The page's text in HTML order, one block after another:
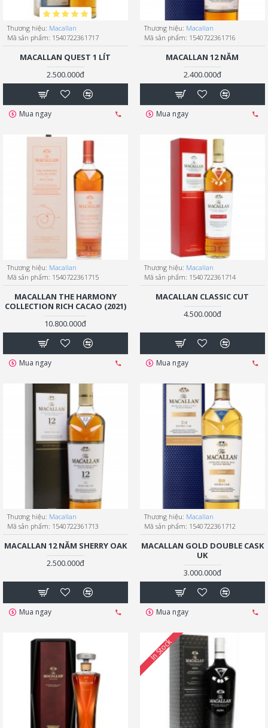
Thương hiệu: Macallan
Mã sản phẩm: 1540722361717
MACALLAN QUEST 1 LÍT
2.500.000đ
Mua ngay
Thương hiệu: Macallan
Mã sản phẩm: 1540722361716
MACALLAN 12 NĂM
2.400.000đ
Mua ngay
Thương hiệu: Macallan
Mã sản phẩm: 1540722361715
MACALLAN THE HARMONY
COLLECTION RICH CACAO (2021)
10.800.000đ
Mua ngay
Thương hiệu: Macallan
Mã sản phẩm: 1540722361714
MACALLAN CLASSIC CUT
4.500.000đ
Mua ngay
Thương hiệu: Macallan
Mã sản phẩm: 1540722361713
MACALLAN 12 NĂM SHERRY OAK
2.500.000đ
Mua ngay
Thương hiệu: Macallan
Mã sản phẩm: 1540722361712
MACALLAN GOLD DOUBLE CASK
UK
3.000.000đ
Mua ngay
In Stock